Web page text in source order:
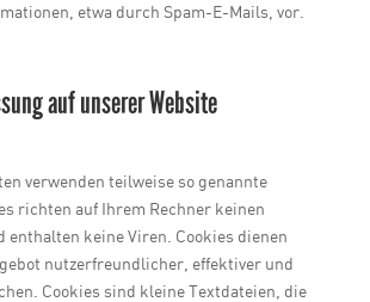
etwa durch Spam-E-Mails, vor.
auf unserer Website
verwenden teilweise so genannte
richten auf Ihrem Rechner keinen
enthalten keine Viren. Cookies dienen
nutzerfreundlicher, effektiver und
Cookies sind kleine Textdateien, die